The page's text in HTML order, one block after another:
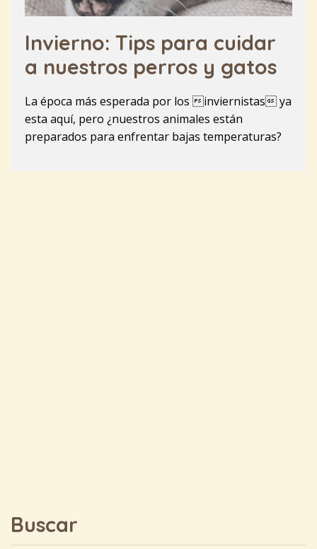
Invierno: Tips para cuidar
a nuestros perros y gatos
La época más esperada por los inviernistas ya
esta aquí, pero ¿nuestros animales están
preparados para enfrentar bajas temperaturas?
Buscar